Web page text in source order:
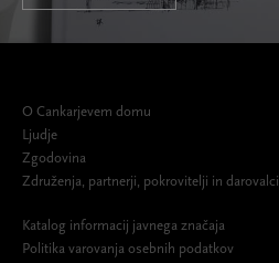
O Cankarjevem domu
Ljudje
Zgodovina
Združenja, partnerji, pokrovitelji in darovalci
Katalog informacij javnega značaja
Politika varovanja osebnih podatkov